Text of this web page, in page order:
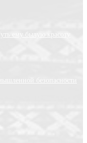
ему былую красоту
безопасности